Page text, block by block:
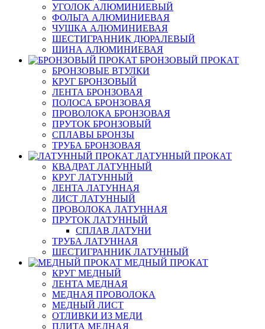
УГОЛОК АЛЮМИНИЕВЫЙ
ФОЛЬГА АЛЮМИНИЕВАЯ
ЧУШКА АЛЮМИНИЕВАЯ
ШЕСТИГРАННИК ДЮРАЛЕВЫЙ
ШИНА АЛЮМИНИЕВАЯ
БРОНЗОВЫЙ ПРОКАТ
БРОНЗОВЫЕ ВТУЛКИ
КРУГ БРОНЗОВЫЙ
ЛЕНТА БРОНЗОВАЯ
ПОЛОСА БРОНЗОВАЯ
ПРОВОЛОКА БРОНЗОВАЯ
ПРУТОК БРОНЗОВЫЙ
СПЛАВЫ БРОНЗЫ
ТРУБА БРОНЗОВАЯ
ЛАТУННЫЙ ПРОКАТ
КВАДРАТ ЛАТУННЫЙ
КРУГ ЛАТУННЫЙ
ЛЕНТА ЛАТУННАЯ
ЛИСТ ЛАТУННЫЙ
ПРОВОЛОКА ЛАТУННАЯ
ПРУТОК ЛАТУННЫЙ
СПЛАВ ЛАТУНИ
ТРУБА ЛАТУННАЯ
ШЕСТИГРАННИК ЛАТУННЫЙ
МЕДНЫЙ ПРОКАТ
КРУГ МЕДНЫЙ
ЛЕНТА МЕДНАЯ
МЕДНАЯ ПРОВОЛОКА
МЕДНЫЙ ЛИСТ
ОТЛИВКИ ИЗ МЕДИ
ПЛИТА МЕДНАЯ